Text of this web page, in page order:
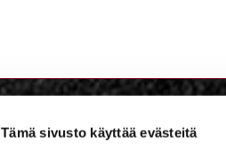
Tämä sivusto käyttää evästeitä